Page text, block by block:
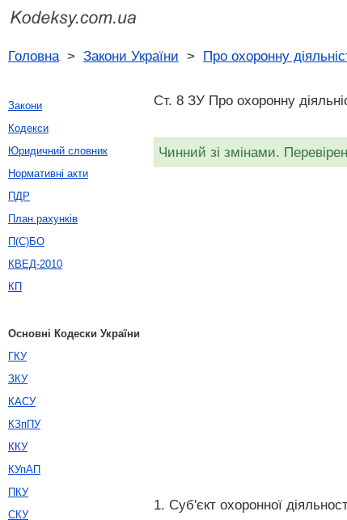
Головна> Закони України > Про охоронну
Ст. 8 ЗУ Про охоронну
Чинний зі змінами.
1. Суб'єкт охоронної
Закони
Кодекси
Юридичний словник
Нормативні акти
ПДР
План рахунків
П(С)БО
КВЕД-2010
КП
Основні Кодески України
ГКУ
ЗКУ
КАСУ
КЗпПУ
ККУ
КУпАП
ПКУ
СКУ